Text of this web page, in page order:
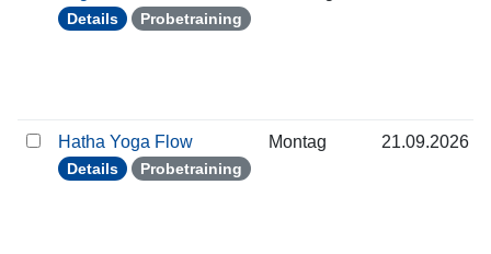
Details Probetraining
Hatha Yoga Flow
Details Probetraining
Montag 21.09.2026